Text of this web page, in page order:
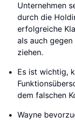
Unternehmen
durch die
erfolgreiche
als auch
ziehen.
Es ist wichtig,
dem falschen
Wayne